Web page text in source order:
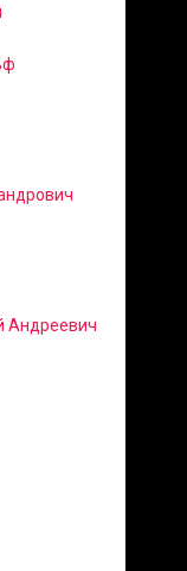
Андреевич